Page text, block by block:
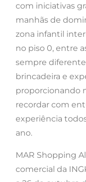
com iniciativas
manhãs de
zona infantil
no piso 0, entre
sempre
brincadeira e
proporcionando
recordar com
experiência
ano.
MAR Shopping
comercial da